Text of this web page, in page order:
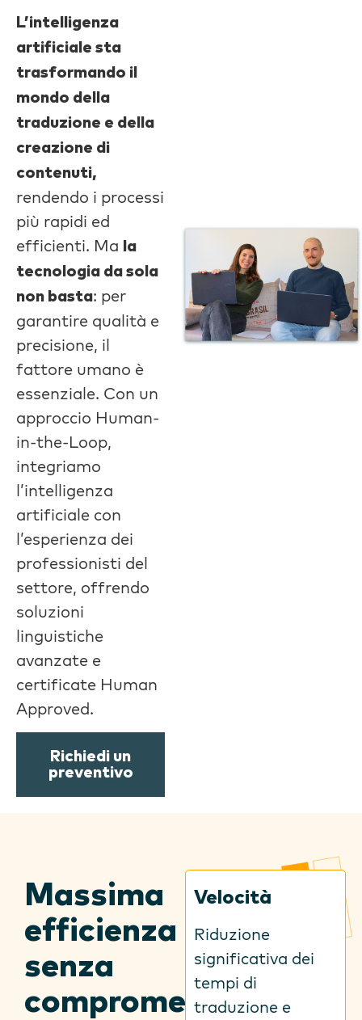
L’intelligenza
artificiale sta
trasformando il
mondo della
traduzione e della
creazione di
contenuti,
rendendo i processi
più rapidi ed
efficienti. Ma la
tecnologia da sola
non basta: per
garantire qualità e
precisione, il
fattore umano è
essenziale. Con un
approccio Human-
in-the-Loop,
integriamo
l’intelligenza
artificiale con
l’esperienza dei
professionisti del
settore, offrendo
soluzioni
linguistiche
avanzate e
certificate Human
Approved.
Richiedi un
preventivo
Massima
efficienza
senza
compromessi.
Velocità
Riduzione
significativa dei
tempi di
traduzione e